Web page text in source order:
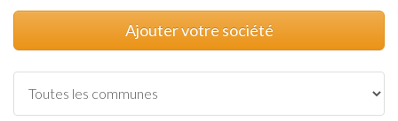
Ajouter votre société